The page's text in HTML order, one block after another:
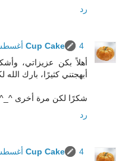
رد
Cup Cake
4 أغسطس 2012 في 5:13 م
أهلاً بكن عزيزاتي،
أبهجتني كثيرًا، بارك الله
شكرًا لكن مرة أخرى ^_^
رد
Cup Cake
4 أغسطس 2012 في 5:19 م